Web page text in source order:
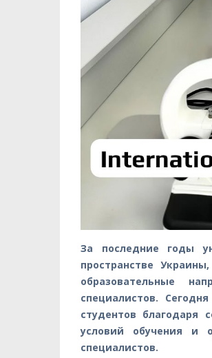
За последние годы
пространстве
образовательные
специалистов.
студентов благодаря
условий обучения и
специалистов.